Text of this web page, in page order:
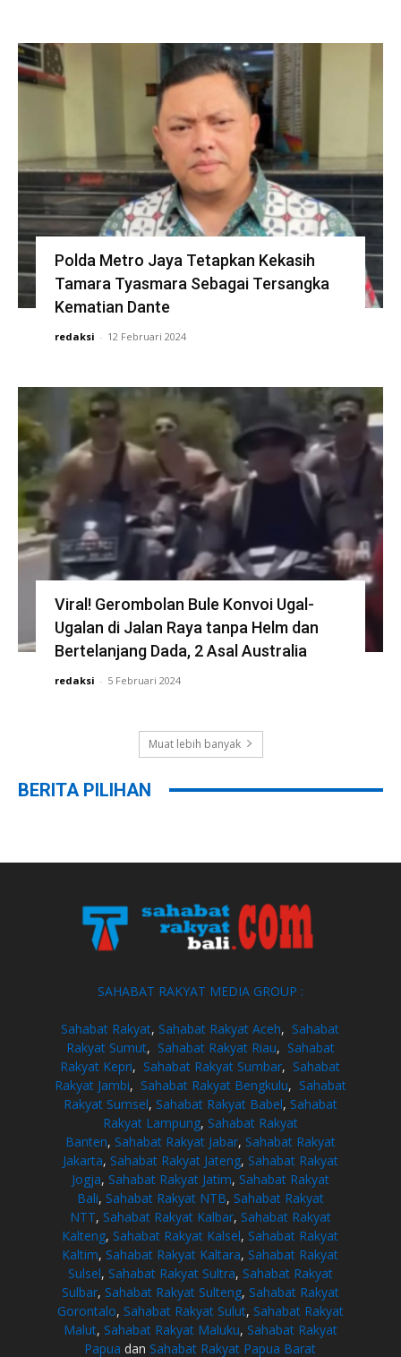
Polda Metro Jaya Tetapkan Kekasih
Tamara Tyasmara Sebagai Tersangka
Kematian Dante
redaksi - 12 Februari 2024
Viral! Gerombolan Bule Konvoi Ugal-
Ugalan di Jalan Raya tanpa Helm dan
Bertelanjang Dada, 2 Asal Australia
redaksi - 5 Februari 2024
Muat lebih banyak
BERITA PILIHAN
SAHABAT RAKYAT MEDIA GROUP :
Sahabat Rakyat, Sahabat Rakyat Aceh, Sahabat
Rakyat Sumut, Sahabat Rakyat Riau, Sahabat
Rakyat Kepri, Sahabat Rakyat Sumbar, Sahabat
Rakyat Jambi, Sahabat Rakyat Bengkulu, Sahabat
Rakyat Sumsel, Sahabat Rakyat Babel, Sahabat
Rakyat Lampung, Sahabat Rakyat
Banten, Sahabat Rakyat Jabar, Sahabat Rakyat
Jakarta, Sahabat Rakyat Jateng, Sahabat Rakyat
Jogja, Sahabat Rakyat Jatim, Sahabat Rakyat
Bali, Sahabat Rakyat NTB, Sahabat Rakyat
NTT, Sahabat Rakyat Kalbar, Sahabat Rakyat
Kalteng, Sahabat Rakyat Kalsel, Sahabat Rakyat
Kaltim, Sahabat Rakyat Kaltara, Sahabat Rakyat
Sulsel, Sahabat Rakyat Sultra, Sahabat Rakyat
Sulbar, Sahabat Rakyat Sulteng, Sahabat Rakyat
Gorontalo, Sahabat Rakyat Sulut, Sahabat Rakyat
Malut, Sahabat Rakyat Maluku, Sahabat Rakyat
Papua dan Sahabat Rakyat Papua Barat